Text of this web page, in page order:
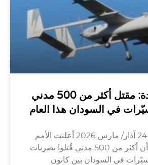
الأمم المتحدة: مقتل أكثر من 500 مدني
في السودان هذا العام
أ ف ب/ مدار: 24 آذار/ مارس 2026 أعلنت الأمم
المتحدة الثلاثاء أن أكثر من 500 مدني قُتلوا بضربات
في السودان بين كانون